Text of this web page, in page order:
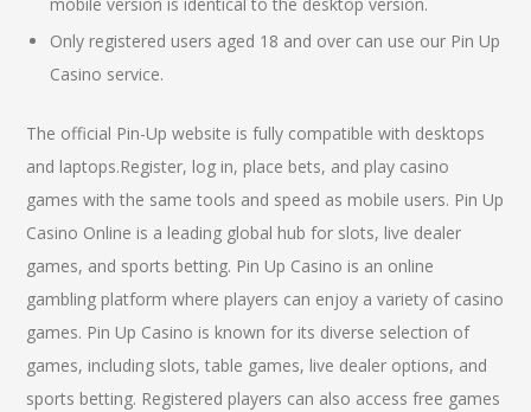
mobile version is identical to the desktop version.
Only registered users aged 18 and over can use our Pin Up
Casino service.
The official Pin-Up website is fully compatible with desktops
and laptops.Register, log in, place bets, and play casino
games with the same tools and speed as mobile users. Pin Up
Casino Online is a leading global hub for slots, live dealer
games, and sports betting. Pin Up Casino is an online
gambling platform where players can enjoy a variety of casino
games. Pin Up Casino is known for its diverse selection of
games, including slots, table games, live dealer options, and
sports betting. Registered players can also access free games